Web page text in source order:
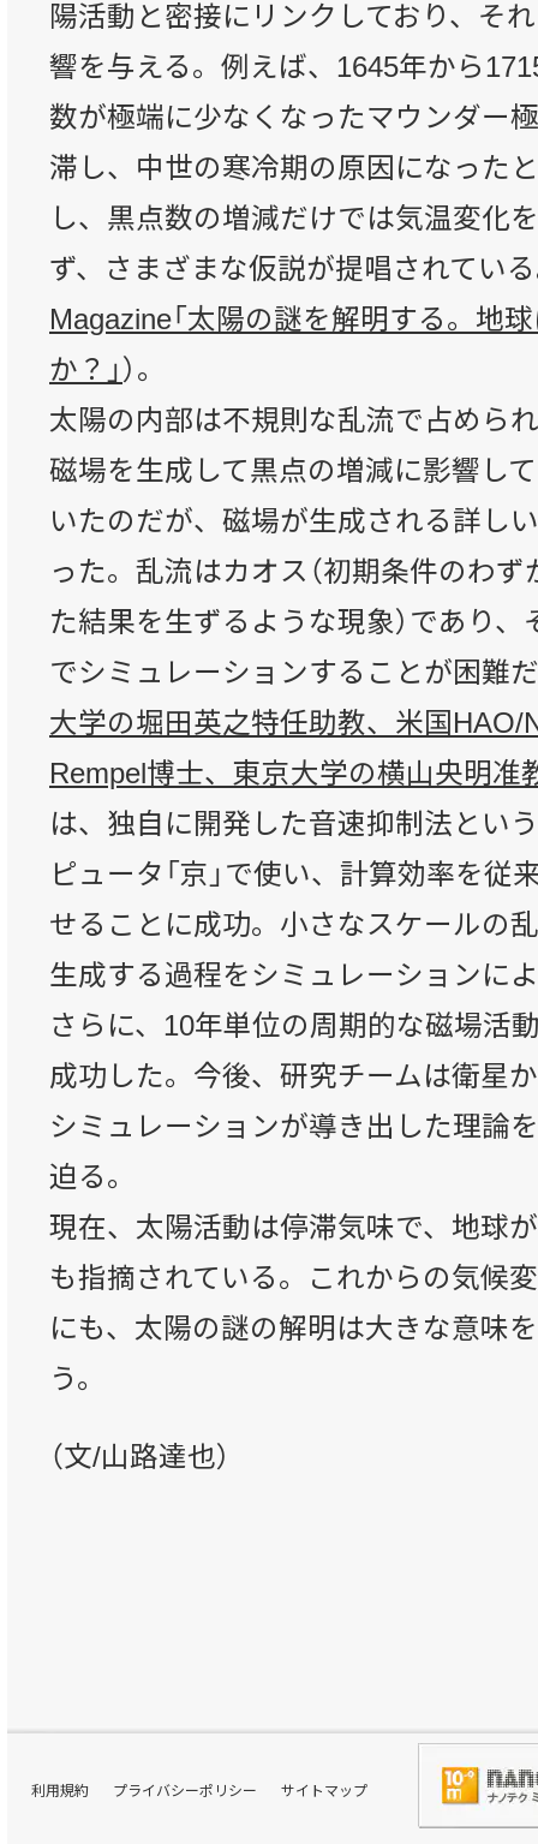
陽活動と密接にリンクしており、そ
響を与える。例えば、1645年から
数が極端に少なくなったマウンダー
滞し、中世の寒冷期の原因になった
し、黒点数の増減だけでは気温変化
ず、さまざまな仮説が提唱されている
Magazine「太陽の謎を解明する。地
か？」 ）。
太陽の内部は不規則な乱流で占めら
磁場を生成して黒点の増減に影響し
いたのだが、磁場が生成される詳し
った。乱流はカオス（初期条件のわ
た結果を生ずるような現象）であり
でシミュレーションすることが困難
大学の堀田英之特任助教、米国HAO/
Rempel博士、東京大学の横山央明准
は、独自に開発した音速抑制法とい
ピュータ「京」で使い、計算効率を従
せることに成功。小さなスケールの
生成する過程をシミュレーションに
さらに、10年単位の周期的な磁場活
成功した。今後、研究チームは衛星
シミュレーションが導き出した理論
迫る。
現在、太陽活動は停滞気味で、地球
も指摘されている。これからの気候
にも、太陽の謎の解明は大きな意味
う。
（文/山路達也）
利用規約 プライバシーポリシー サイトマップ